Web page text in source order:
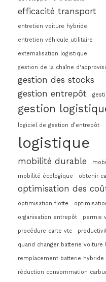
efficacité transport
entretien voiture hybride
entretien véhicule utilitaire
externalisation logistique
gestion de la chaîne
gestion des stocks
gestion entrepôt
gestion
logiciel de gestion d’entrepôt
logistique
mobilité durable
mobilité écologique obtenir
optimisation des
optimisation flotte
organisation entrepôt permis
procédure carte vtc
quand changer batterie voiture
remplacement batterie hybride
réduction consommation